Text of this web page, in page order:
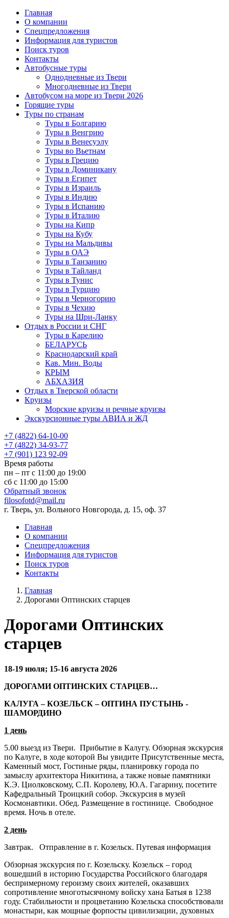
Главная
О компании
Спецпредложения
Информация для туристов
Поиск туров
Контакты
Автобусные туры
Однодневные из Твери
Многодневные из Твери
Автобусом на море из Твери 2026
Горящие туры
Туры по странам
Туры в Болгарию
Туры в Венгрию
Туры в Венесуэлу
Туры во Вьетнам
Туры в Грецию
Туры в Доминикану
Туры в Египет
Туры в Израиль
Туры в Индию
Туры в Испанию
Туры в Италию
Туры на Кипр
Туры на Кубу
Туры на Мальдивы
Туры в ОАЭ
Туры в Танзанию
Туры в Тайланд
Туры в Тунис
Туры в Турцию
Туры в Черногорию
Туры в Чехию
Туры на Шри-Ланку
Отдых в России и СНГ
Туры в Карелию
БЕЛАРУСЬ
Краснодарский край
Кав. Мин. Воды
КРЫМ
АБХАЗИЯ
Отдых в Тверской области
Круизы
Морские круизы и речные круизы
Экскурсионные туры АВИА и ЖД
‪+7 (4822) 64-10-00
+7 (4822) 34-93-77
+7 (901) 123 92-09
Время работы
пн – пт с 11:00 до 19:00
сб с 11:00 до 15:00
Обратный звонок
filosofotd@mail.ru
г. Тверь, ул. Вольного Новгорода, д. 15, оф. 37
Главная
О компании
Спецпредложения
Информация для туристов
Поиск туров
Контакты
Главная
Дорогами Оптинских старцев
Дорогами Оптинских
старцев
18-19 июля; 15-16 августа 2026
ДОРОГАМИ ОПТИНСКИХ СТАРЦЕВ…
КАЛУГА – КОЗЕЛЬСК – ОПТИНА ПУСТЫНЬ -
ШАМОРДИНО
1 день
5.00 выезд из Твери. Прибытие в Калугу. Обзорная экскурсия
по Калуге, в ходе которой Вы увидите Присутственные места,
Каменный мост, Гостиные ряды, планировку города по
замыслу архитектора Никитина, а также новые памятники
К.Э. Циолковскому, С.П. Королеву, Ю.А. Гагарину, посетите
Кафедральный Троицкий собор. Экскурсия в музей
Космонавтики. Обед. Размещение в гостинице. Свободное
время. Ночь в отеле.
2 день
Завтрак. Отправление в г. Козельск. Путевая информация
Обзорная экскурсия по г. Козельску. Козельск – город
вошедший в историю Государства Российского благодаря
беспримерному героизму своих жителей, оказавших
сопротивление многотысячному войску хана Батыя в 1238
году. Стабильности и процветанию Козельска способствовали
монастыри, как мощные форпосты цивилизации, духовных